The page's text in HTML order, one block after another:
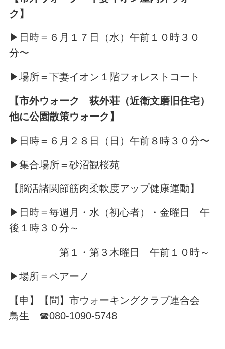
ク】
▶日時＝６月１７日（水）午前１０時３０
分〜
▶場所＝下妻イオン１階フォレストコート
【市外ウォーク 荻外荘（近衛文磨旧住宅）
他に公園散策ウォーク】
▶日時＝６月２８日（日）午前８時３０分〜
▶集合場所＝砂沼観桜苑
【脳活諸関節筋肉柔軟度アップ健康運動】
▶日時＝毎週月・水（初心者）・金曜日 午
後１時３０分～
第１・第３木曜日 午前１０時～
▶場所＝ペアーノ
【申】【問】市ウォーキングクラブ連合会
鳥生 ☎080-1090-5748